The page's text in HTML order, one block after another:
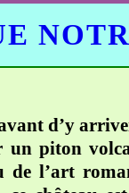
d’y
piton
de l’art